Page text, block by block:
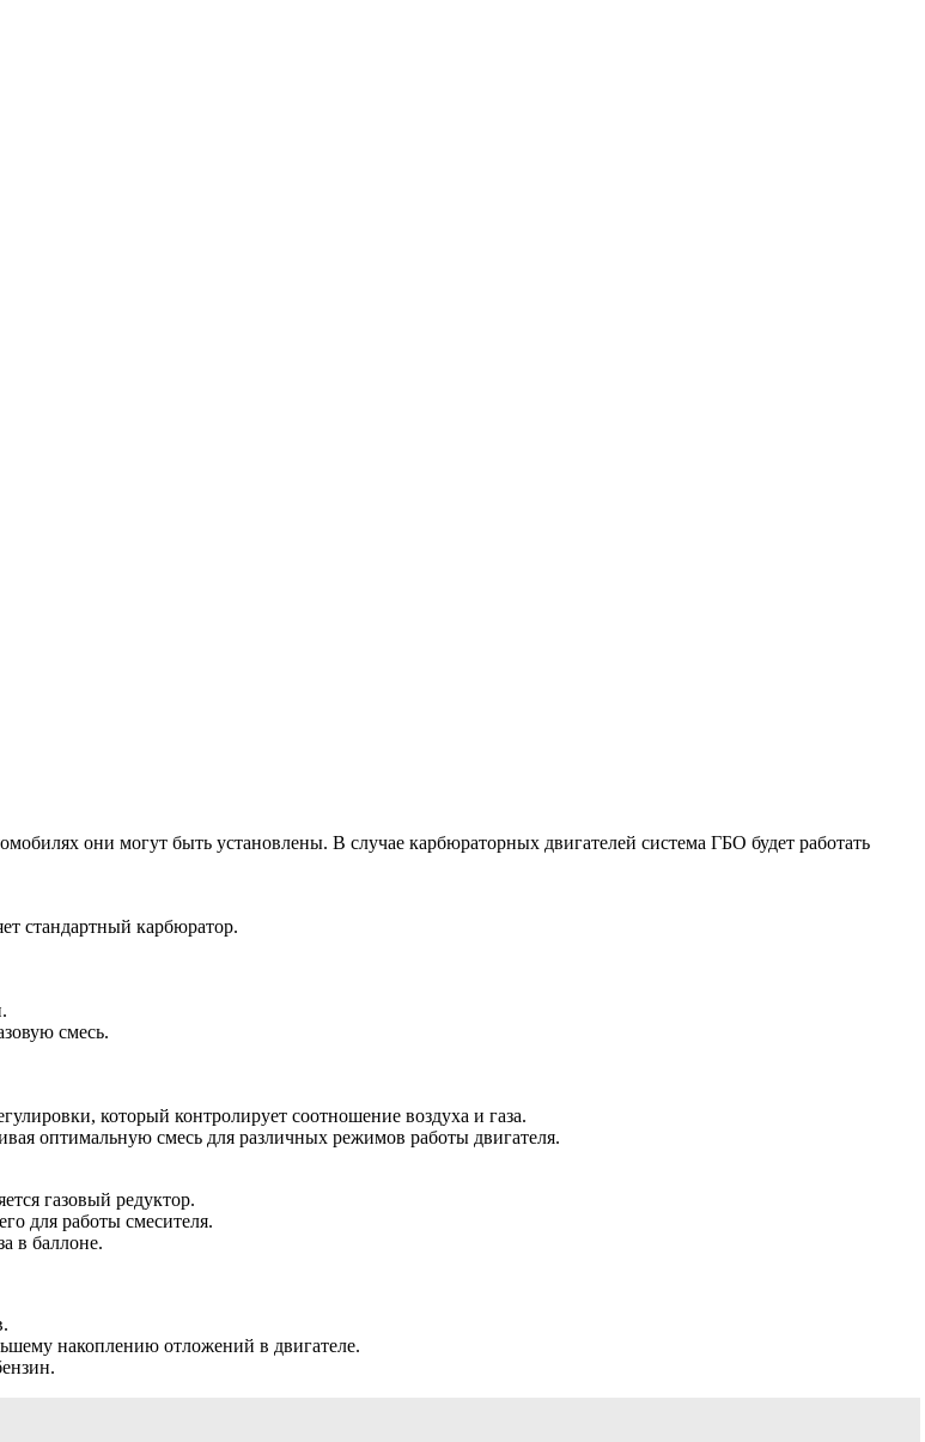
они могут быть установлены. В случае карбюраторных двигателей система ГБО будет работать
стандартный карбюратор.
смесь.
который контролирует соотношение воздуха и газа.
оптимальную смесь для различных режимов работы двигателя.
газовый редуктор.
для работы смесителя.
в баллоне.
накоплению отложений в двигателе.